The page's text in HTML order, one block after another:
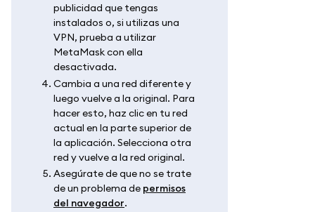
publicidad que tengas
instalados o, si utilizas una
VPN, prueba a utilizar
MetaMask con ella
desactivada.
Cambia a una red diferente y
luego vuelve a la original. Para
hacer esto, haz clic en tu red
actual en la parte superior de
la aplicación. Selecciona otra
red y vuelve a la red original.
Asegúrate de que no se trate
de un problema de permisos
del navegador.